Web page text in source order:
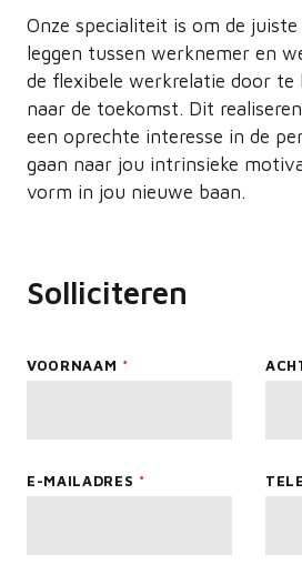
Onze specialiteit is om de
leggen tussen werknemer en
de flexibele werkrelatie door te
naar de toekomst. Dit
een oprechte interesse in de
gaan naar jou intrinsieke
vorm in jou nieuwe baan.
Solliciteren
this
VOORNAAM
E-MAILADRES